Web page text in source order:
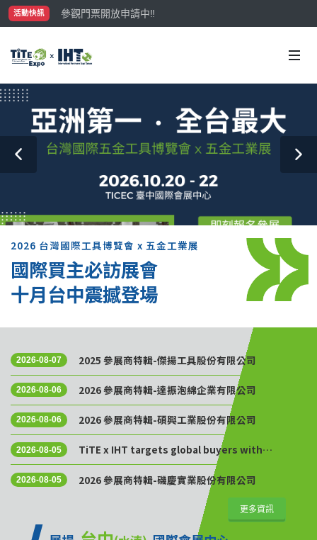
活動快訊
參觀門票開放申請中‼️
最大規模台灣五金展TiTE x IHT，2026/10/20-22與您在臺
2026 台灣國際工具博覽會 x 五金工業展
國際買主必訪展會
十月台中震撼登場
2026-08-07 2025 參展商特輯-傑揚工具股份有限公司
2026-08-06 2026 參展商特輯-達振泡綿企業有限公司
2026-08-06 2026 參展商特輯-碩興工業股份有限公司
2026-08-05
TiTE x IHT targets global buyers with
Golden Sourcing Week
2026-08-05 2026 參展商特輯-磯慶實業股份有限公司
更多資訊